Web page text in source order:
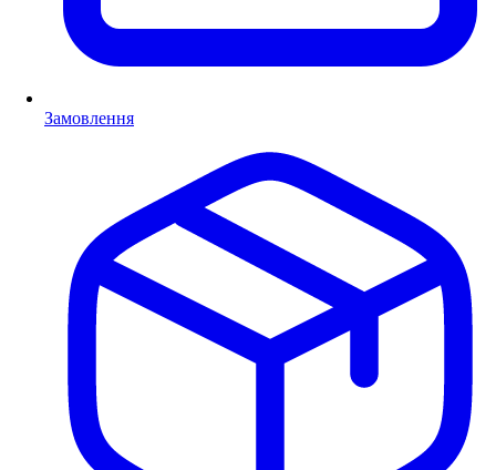
Замовлення